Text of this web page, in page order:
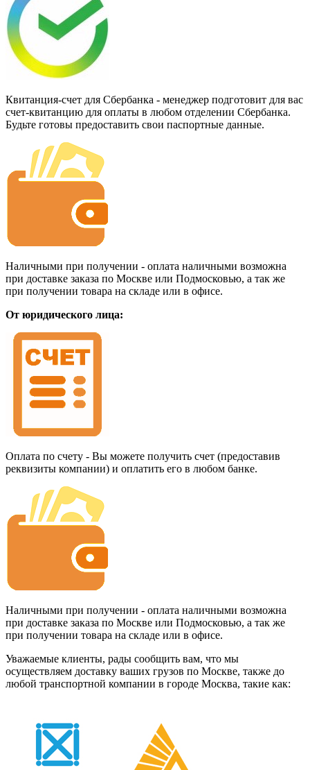
Квитанция-счет для Сбербанка - менеджер подготовит для вас
счет-квитанцию для оплаты в любом отделении Сбербанка.
Будьте готовы предоставить свои паспортные данные.
Наличными при получении - оплата наличными возможна
при доставке заказа по Москве или Подмосковью, а так же
при получении товара на складе или в офисе.
От юридического лица:
Оплата по счету - Вы можете получить счет (предоставив
реквизиты компании) и оплатить его в любом банке.
Наличными при получении - оплата наличными возможна
при доставке заказа по Москве или Подмосковью, а так же
при получении товара на складе или в офисе.
Уважаемые клиенты, рады сообщить вам, что мы
осуществляем доставку ваших грузов по Москве, также до
любой транспортной компании в городе Москва, такие как: